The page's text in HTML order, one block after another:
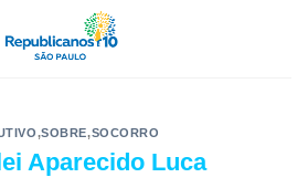
,SOBRE,SOCORRO
Aparecido Luca